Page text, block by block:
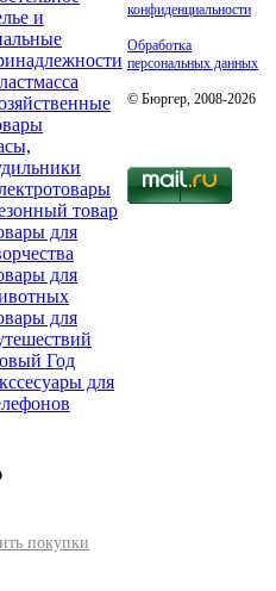
и
товар
для
для
для
Год
для
конфиденциальности
Обработка
персональных данных
© Бюргер, 2008-2026
покупки